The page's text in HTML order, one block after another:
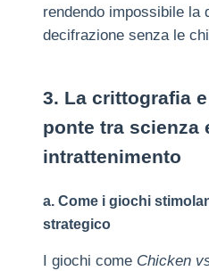
rendendo impossibile la
decifrazione senza le
3. La crittografia
ponte tra scienza
intrattenimento
a. Come i giochi
strategico
I giochi come Chicken